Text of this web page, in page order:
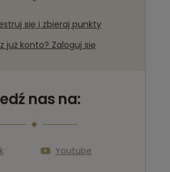
się i zbieraj punkty
już konto? Zaloguj się
nas na:
Youtube